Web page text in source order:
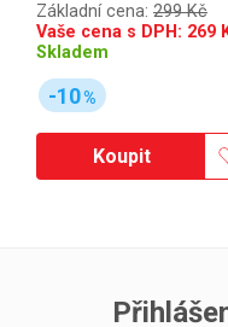
Základní cena: 299 Kč
Vaše cena s DPH: 269
Skladem
-10%
Koupit